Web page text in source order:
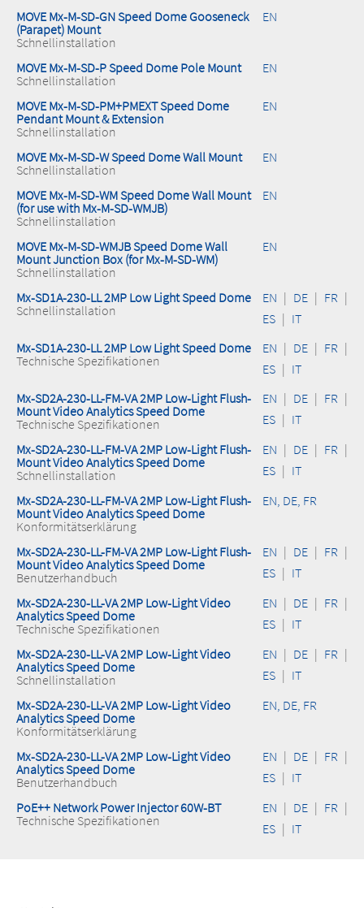
MOVE Mx-M-SD-GN Speed Dome Gooseneck
(Parapet) Mount
Schnellinstallation
EN
MOVE Mx-M-SD-P Speed Dome Pole Mount
Schnellinstallation
EN
MOVE Mx-M-SD-PM+PMEXT Speed Dome
Pendant Mount & Extension
Schnellinstallation
EN
MOVE Mx-M-SD-W Speed Dome Wall Mount
Schnellinstallation
EN
MOVE Mx-M-SD-WM Speed Dome Wall Mount
(for use with Mx-M-SD-WMJB)
Schnellinstallation
EN
MOVE Mx-M-SD-WMJB Speed Dome Wall
Mount Junction Box (for Mx-M-SD-WM)
Schnellinstallation
EN
Mx-SD1A-230-LL 2MP Low Light Speed Dome
Schnellinstallation
EN | DE | FR |
ES | IT
Mx-SD1A-230-LL 2MP Low Light Speed Dome
Technische Spezifikationen
EN | DE | FR |
ES | IT
Mx-SD2A-230-LL-FM-VA 2MP Low-Light Flush-
Mount Video Analytics Speed Dome
Technische Spezifikationen
EN | DE | FR |
ES | IT
Mx-SD2A-230-LL-FM-VA 2MP Low-Light Flush-
Mount Video Analytics Speed Dome
Schnellinstallation
EN | DE | FR |
ES | IT
Mx-SD2A-230-LL-FM-VA 2MP Low-Light Flush-
Mount Video Analytics Speed Dome
Konformitätserklärung
EN, DE, FR
Mx-SD2A-230-LL-FM-VA 2MP Low-Light Flush-
Mount Video Analytics Speed Dome
Benutzerhandbuch
EN | DE | FR |
ES | IT
Mx-SD2A-230-LL-VA 2MP Low-Light Video
Analytics Speed Dome
Technische Spezifikationen
EN | DE | FR |
ES | IT
Mx-SD2A-230-LL-VA 2MP Low-Light Video
Analytics Speed Dome
Schnellinstallation
EN | DE | FR |
ES | IT
Mx-SD2A-230-LL-VA 2MP Low-Light Video
Analytics Speed Dome
Konformitätserklärung
EN, DE, FR
Mx-SD2A-230-LL-VA 2MP Low-Light Video
Analytics Speed Dome
Benutzerhandbuch
EN | DE | FR |
ES | IT
PoE++ Network Power Injector 60W-BT
Technische Spezifikationen
EN | DE | FR |
ES | IT